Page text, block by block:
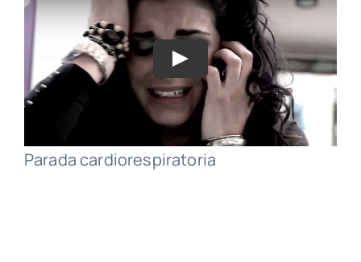
Parada cardiorespiratoria